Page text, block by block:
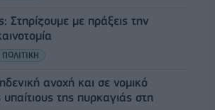
Στηρίζουμε με πράξεις την
ΠΟΛΙΤΙΚΗ
ανοχή και σε νομικό
υπαίτιους της πυρκαγιάς στη